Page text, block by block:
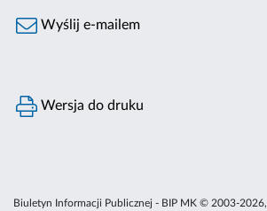
Wyślij e-mailem
Wersja do druku
Biuletyn Informacji Publicznej - BIP MK © 2003-2026,